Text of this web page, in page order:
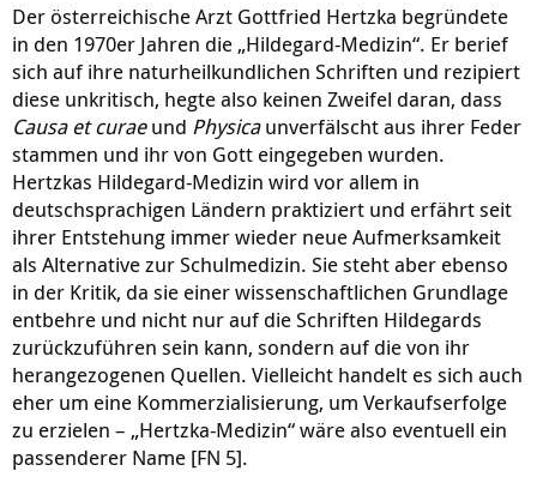
Der österreichische Arzt Gottfried Hertzka begründete
in den 1970er Jahren die „Hildegard-Medizin“. Er berief
sich auf ihre naturheilkundlichen Schriften und rezipiert
diese unkritisch, hegte also keinen Zweifel daran, dass
Causa et curaeund Physicaunverfälscht aus ihrer Feder
stammen und ihr von Gott eingegeben wurden.
Hertzkas Hildegard-Medizin wird vor allem in
deutschsprachigen Ländern praktiziert und erfährt seit
ihrer Entstehung immer wieder neue Aufmerksamkeit
als Alternative zur Schulmedizin. Sie steht aber ebenso
in der Kritik, da sie einer wissenschaftlichen Grundlage
entbehre und nicht nur auf die Schriften Hildegards
zurückzuführen sein kann, sondern auf die von ihr
herangezogenen Quellen. Vielleicht handelt es sich auch
eher um eine Kommerzialisierung, um Verkaufserfolge
zu erzielen – „Hertzka-Medizin“ wäre also eventuell ein
passenderer Name [FN 5].